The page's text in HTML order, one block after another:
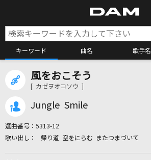
キーワード 曲名 歌手名
カラオケ検索
風をおこそう
[ カゼヲオコソウ ]
Jungle Smile
選曲番号： 5313-12
帰り道 空をにらむ またつまづいて